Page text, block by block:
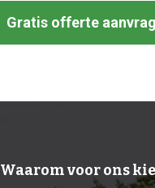
Gratis offerte
Waarom voor ons